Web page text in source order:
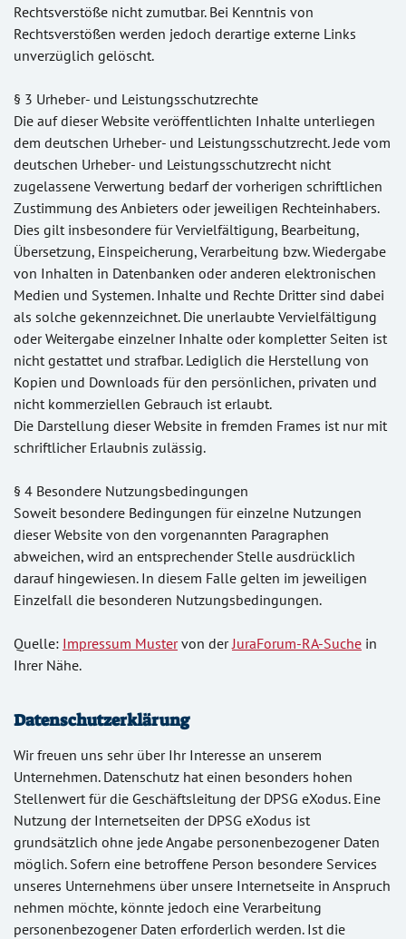
Rechtsverstöße nicht zumutbar. Bei Kenntnis von
Rechtsverstößen werden jedoch derartige externe Links
unverzüglich gelöscht.
§ 3 Urheber- und Leistungsschutzrechte
Die auf dieser Website veröffentlichten Inhalte unterliegen
dem deutschen Urheber- und Leistungsschutzrecht. Jede vom
deutschen Urheber- und Leistungsschutzrecht nicht
zugelassene Verwertung bedarf der vorherigen schriftlichen
Zustimmung des Anbieters oder jeweiligen Rechteinhabers.
Dies gilt insbesondere für Vervielfältigung, Bearbeitung,
Übersetzung, Einspeicherung, Verarbeitung bzw. Wiedergabe
von Inhalten in Datenbanken oder anderen elektronischen
Medien und Systemen. Inhalte und Rechte Dritter sind dabei
als solche gekennzeichnet. Die unerlaubte Vervielfältigung
oder Weitergabe einzelner Inhalte oder kompletter Seiten ist
nicht gestattet und strafbar. Lediglich die Herstellung von
Kopien und Downloads für den persönlichen, privaten und
nicht kommerziellen Gebrauch ist erlaubt.
Die Darstellung dieser Website in fremden Frames ist nur mit
schriftlicher Erlaubnis zulässig.
§ 4 Besondere Nutzungsbedingungen
Soweit besondere Bedingungen für einzelne Nutzungen
dieser Website von den vorgenannten Paragraphen
abweichen, wird an entsprechender Stelle ausdrücklich
darauf hingewiesen. In diesem Falle gelten im jeweiligen
Einzelfall die besonderen Nutzungsbedingungen.
Quelle: Impressum Mustervon derJuraForum-RA-Suche in
Ihrer Nähe.
Datenschutzerklärung
Wir freuen uns sehr über Ihr Interesse an unserem
Unternehmen. Datenschutz hat einen besonders hohen
Stellenwert für die Geschäftsleitung der DPSG eXodus. Eine
Nutzung der Internetseiten der DPSG eXodus ist
grundsätzlich ohne jede Angabe personenbezogener Daten
möglich. Sofern eine betroffene Person besondere Services
unseres Unternehmens über unsere Internetseite in Anspruch
nehmen möchte, könnte jedoch eine Verarbeitung
personenbezogener Daten erforderlich werden. Ist die